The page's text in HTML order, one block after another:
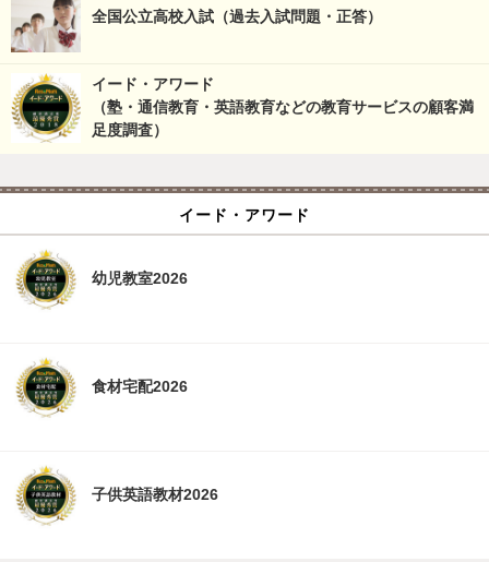
全国公立高校入試（過去入試問題・正答）
イード・アワード
（塾・通信教育・英語教育などの教育サービスの顧客満
足度調査）
イード・アワード
幼児教室2026
食材宅配2026
子供英語教材2026